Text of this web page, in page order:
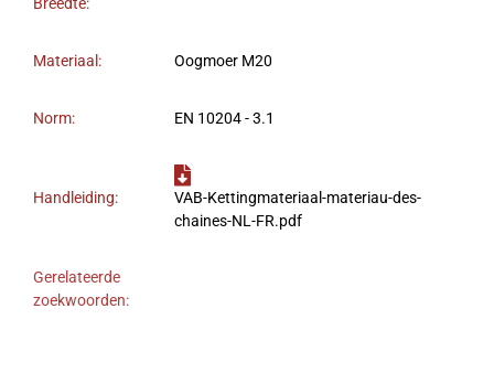
Breedte:
Materiaal: Oogmoer M20
Norm: EN 10204 - 3.1
Handleiding:
VAB-Kettingmateriaal-materiau-des-
chaines-NL-FR.pdf
Gerelateerde
zoekwoorden: